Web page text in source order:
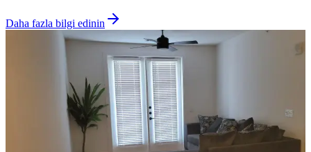
Daha fazla bilgi edinin